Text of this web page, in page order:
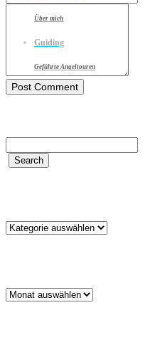
Über mich
Guiding
Geführte Angeltouren
Kategorien
Archiv